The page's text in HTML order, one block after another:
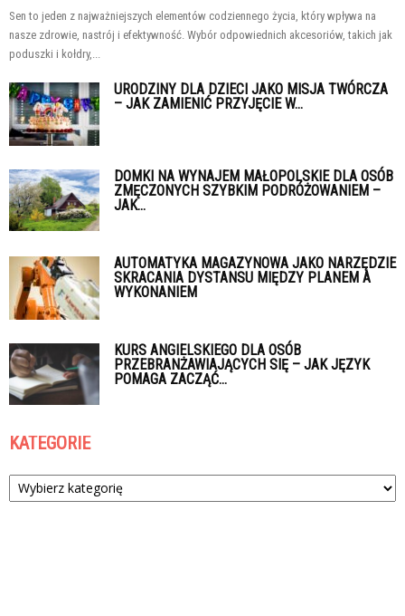
Sen to jeden z najważniejszych elementów codziennego życia, który wpływa na
nasze zdrowie, nastrój i efektywność. Wybór odpowiednich akcesoriów, takich jak
poduszki i kołdry,...
URODZINY DLA DZIECI JAKO MISJA TWÓRCZA
– JAK ZAMIENIĆ PRZYJĘCIE W...
DOMKI NA WYNAJEM MAŁOPOLSKIE DLA OSÓB
ZMĘCZONYCH SZYBKIM PODRÓŻOWANIEM –
JAK...
AUTOMATYKA MAGAZYNOWA JAKO NARZĘDZIE
SKRACANIA DYSTANSU MIĘDZY PLANEM A
WYKONANIEM
KURS ANGIELSKIEGO DLA OSÓB
PRZEBRANŻAWIAJĄCYCH SIĘ – JAK JĘZYK
POMAGA ZACZĄĆ...
KATEGORIE
Kategorie